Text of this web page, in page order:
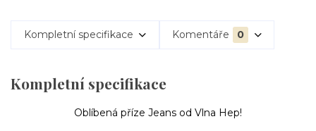
Kompletní specifikace Komentáře 0
Kompletní specifikace
Oblíbená příze Jeans od Vlna Hep!